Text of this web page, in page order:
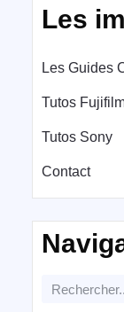
Les
Les Guides
Tutos
Tutos Sony
Contact